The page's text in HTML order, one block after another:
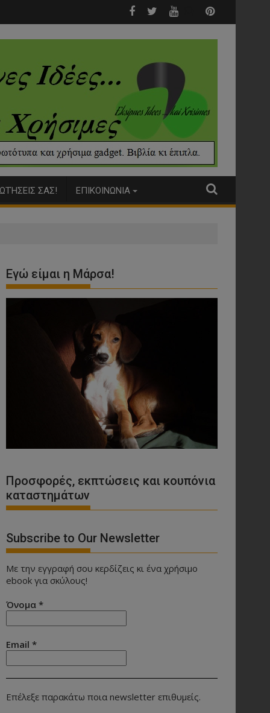
σοκολάτας για σκύλουςΕσείς θα κλωνοποιούσατε τον σκύλο σας;
ΣΑΣ! ΕΠΙΚΟΙΝΩΝΙΑ
Εγώ είμαι η Μάρσα!
Προσφορές, εκπτώσεις και κουπόνια
καταστημάτων
Subscribe to Our Newsletter
Με την εγγραφή σου κερδίζεις κι ένα χρήσιμο
ebook για σκύλους!
Όνομα *
Email *
Επέλεξε παρακάτω ποια newsletter επιθυμείς.